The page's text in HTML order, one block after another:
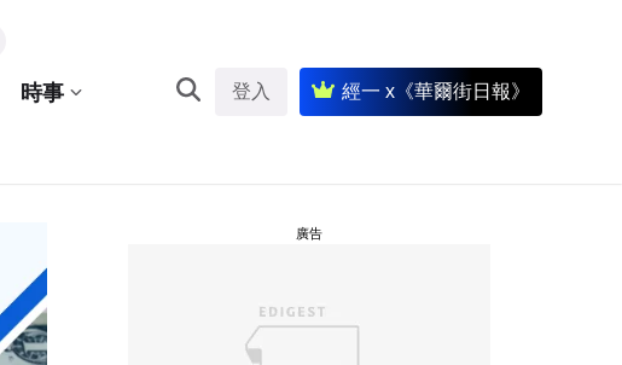
時事 登入 經一 x《華爾街日報》
廣告